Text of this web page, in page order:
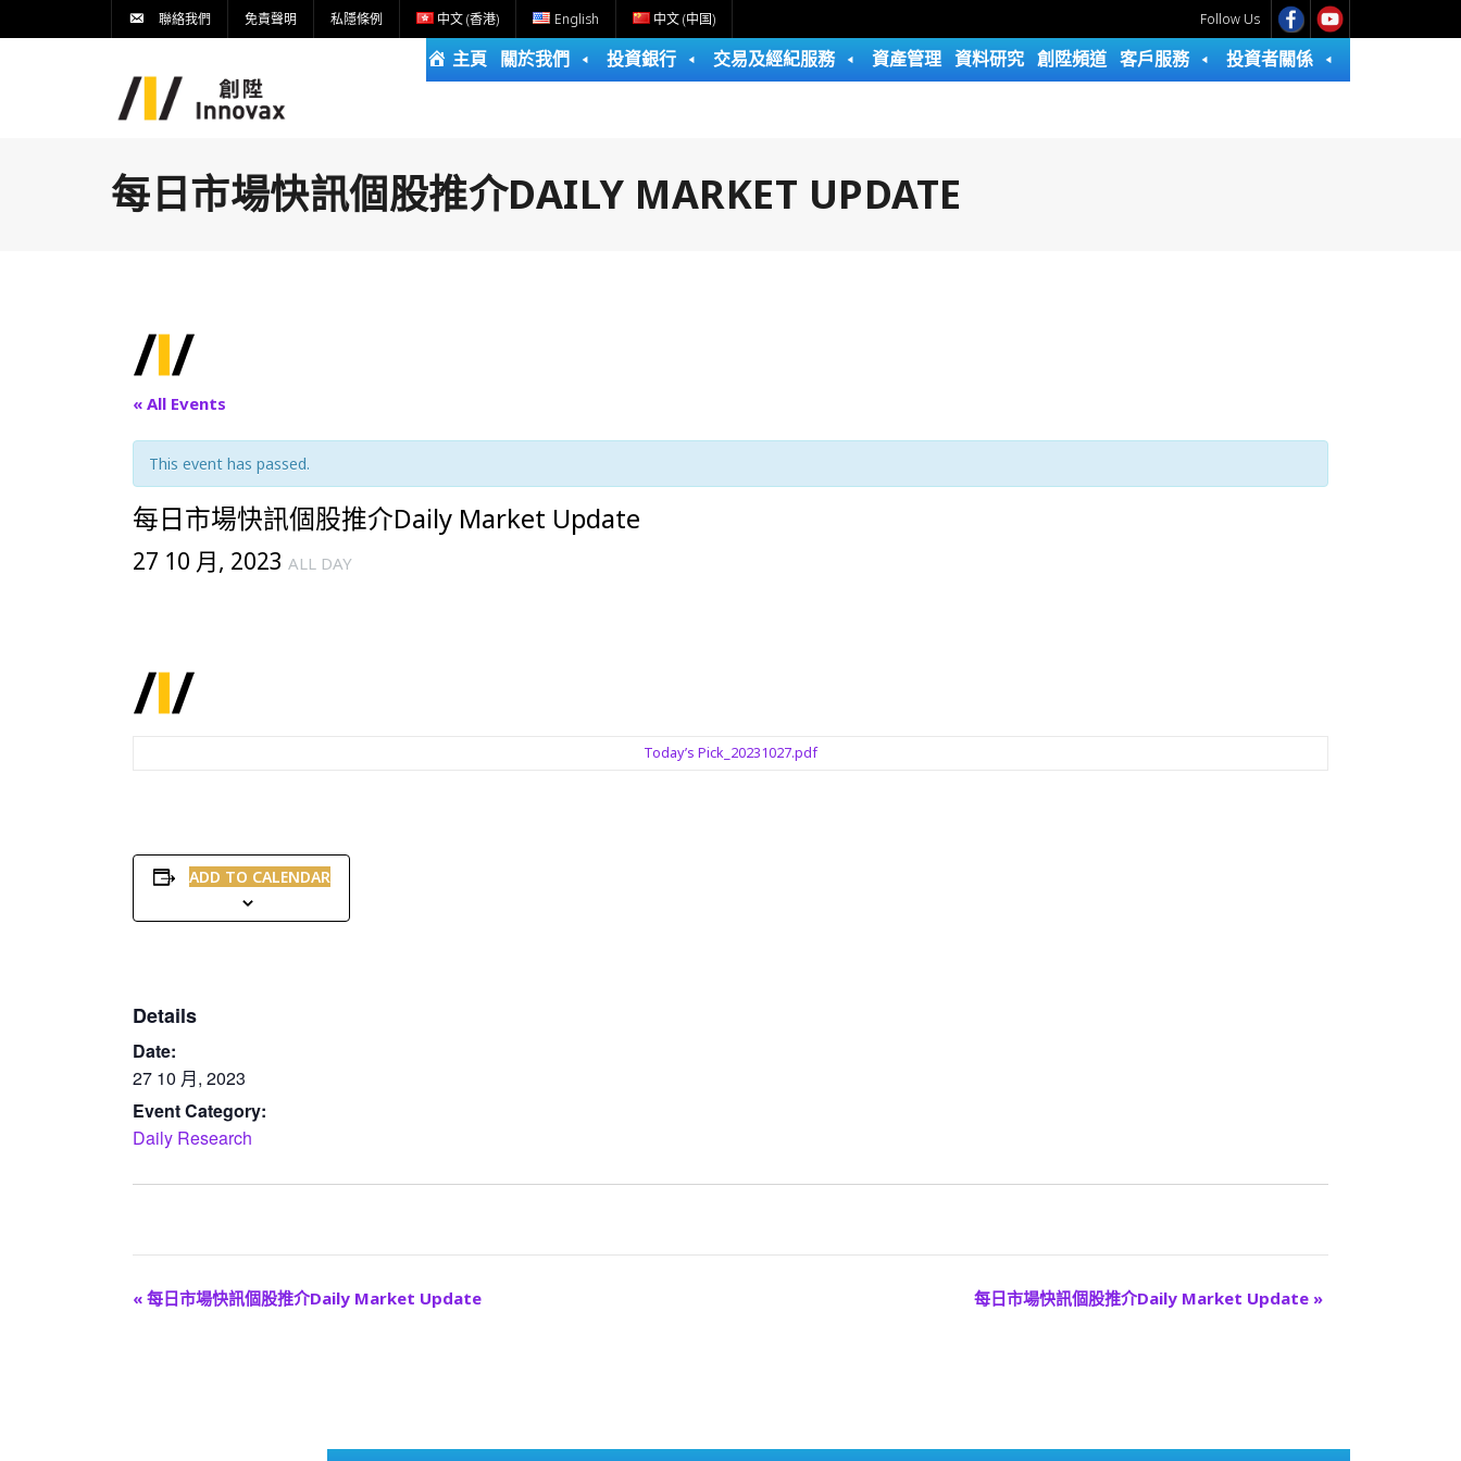
聯絡我們 免責聲明 私隱條例 中文 (香港) English 中文 (中国) Follow Us
主頁 關於我們 投資銀行 交易及經紀服務 資產管理 資料研究 創陞頻道 客戶服務 投資者關係
每日市場快訊個股推介DAILY MARKET UPDATE
« All Events
This event has passed.
每日市場快訊個股推介Daily Market Update
27 10 月, 2023 ALL DAY
Today’s Pick_20231027.pdf
ADD TO CALENDAR
Details
Date:
27 10 月, 2023
Event Category:
Daily Research
E
« 每日市場快訊個股推介Daily Market Update 每日市場快訊個股推介Daily Market Update »